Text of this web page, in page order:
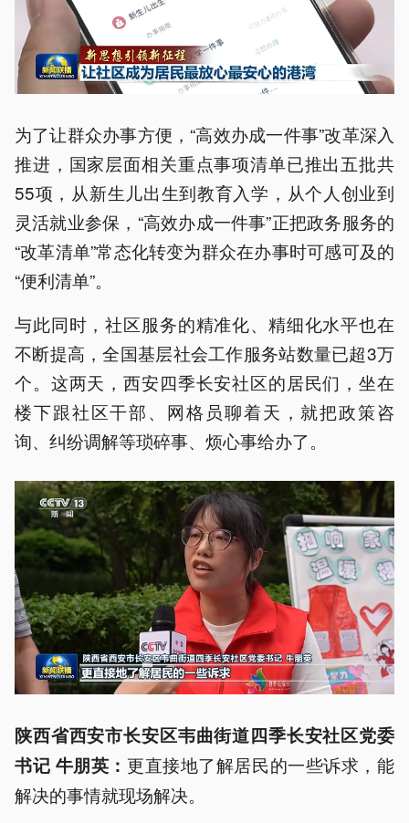
为了让群众办事方便，“高效办成一件事”改革深入
推进，国家层面相关重点事项清单已推出五批共
55项，从新生儿出生到教育入学，从个人创业到
灵活就业参保，“高效办成一件事”正把政务服务的
“改革清单”常态化转变为群众在办事时可感可及的
“便利清单”。
与此同时，社区服务的精准化、精细化水平也在
不断提高，全国基层社会工作服务站数量已超3万
个。这两天，西安四季长安社区的居民们，坐在
楼下跟社区干部、网格员聊着天，就把政策咨
询、纠纷调解等琐碎事、烦心事给办了。
陕西省西安市长安区韦曲街道四季长安社区党委
书记 牛朋英 ： 更直接地了解居民的一些诉求，能
解决的事情就现场解决。